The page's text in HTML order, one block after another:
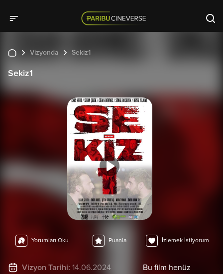
Vizyonda Sekiz1
Sekiz1
Yorumları Oku Puanla İzlemek İstiyorum
Vizyon Tarihi: 14.06.2024
Bu film henüz